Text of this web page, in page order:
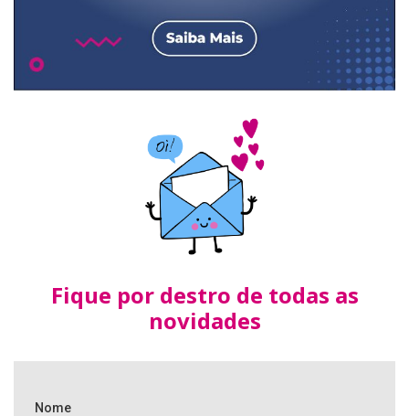
Fique por destro de todas as
novidades
Nome